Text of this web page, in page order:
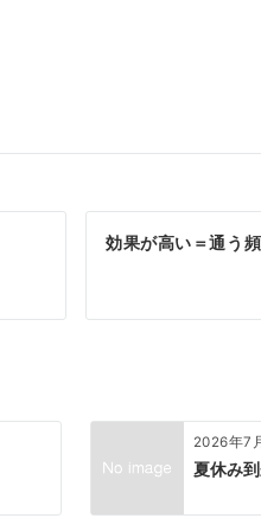
効果が高い＝通う
2026年7
夏休み